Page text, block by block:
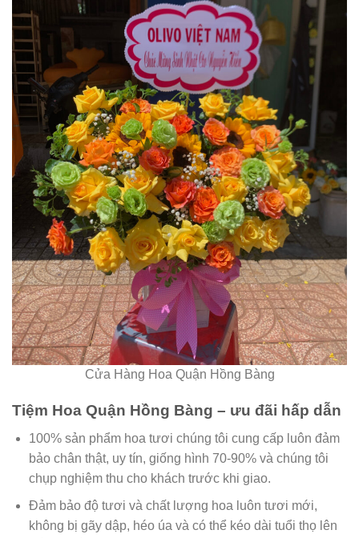
Cửa Hàng Hoa Quận Hồng Bàng
Tiệm Hoa Quận Hồng Bàng – ưu đãi hấp dẫn
100% sản phẩm hoa tươi chúng tôi cung cấp luôn đảm
bảo chân thật, uy tín, giống hình 70-90% và chúng tôi
chụp nghiệm thu cho khách trước khi giao.
Đảm bảo độ tươi và chất lượng hoa luôn tươi mới,
không bị gãy dập, héo úa và có thể kéo dài tuổi thọ lên